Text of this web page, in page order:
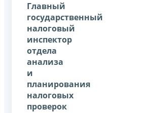
Главный
государственный
налоговый
инспектор
отдела
анализа
и
планирования
налоговых
проверок